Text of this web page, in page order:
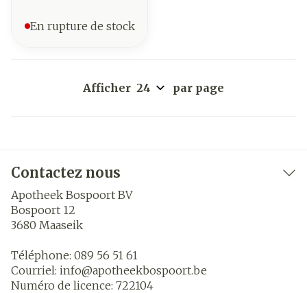
En rupture de stock
Afficher par page
Contactez nous
Apotheek Bospoort BV
Bospoort 12
3680 Maaseik
Téléphone: 089 56 51 61
Courriel: info@apotheekbospoort.be
Numéro de licence: 722104